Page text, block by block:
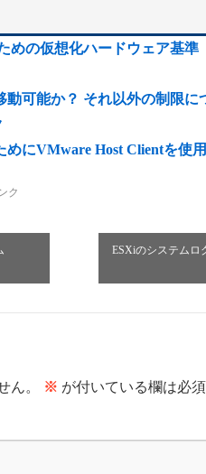
めの仮想化ハードウェア基準
可能か？ それ以外の制限に
にVMware Host Clientを使
ク
ESXiのシステムロ
ん。 ※ が付いている欄は必